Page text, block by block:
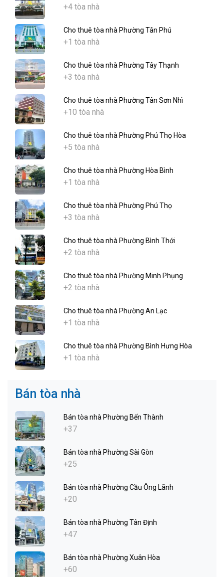
+4 tòa nhà
Cho thuê tòa nhà Phường Tân Phú
+1 tòa nhà
Cho thuê tòa nhà Phường Tây Thạnh
+3 tòa nhà
Cho thuê tòa nhà Phường Tân Sơn Nhì
+10 tòa nhà
Cho thuê tòa nhà Phường Phú Thọ Hòa
+5 tòa nhà
Cho thuê tòa nhà Phường Hòa Bình
+1 tòa nhà
Cho thuê tòa nhà Phường Phú Thọ
+3 tòa nhà
Cho thuê tòa nhà Phường Bình Thới
+2 tòa nhà
Cho thuê tòa nhà Phường Minh Phụng
+2 tòa nhà
Cho thuê tòa nhà Phường An Lạc
+1 tòa nhà
Cho thuê tòa nhà Phường Bình Hưng Hòa
+1 tòa nhà
Bán tòa nhà
Bán tòa nhà Phường Bến Thành
+37
Bán tòa nhà Phường Sài Gòn
+25
Bán tòa nhà Phường Cầu Ông Lãnh
+20
Bán tòa nhà Phường Tân Định
+47
Bán tòa nhà Phường Xuân Hòa
+60